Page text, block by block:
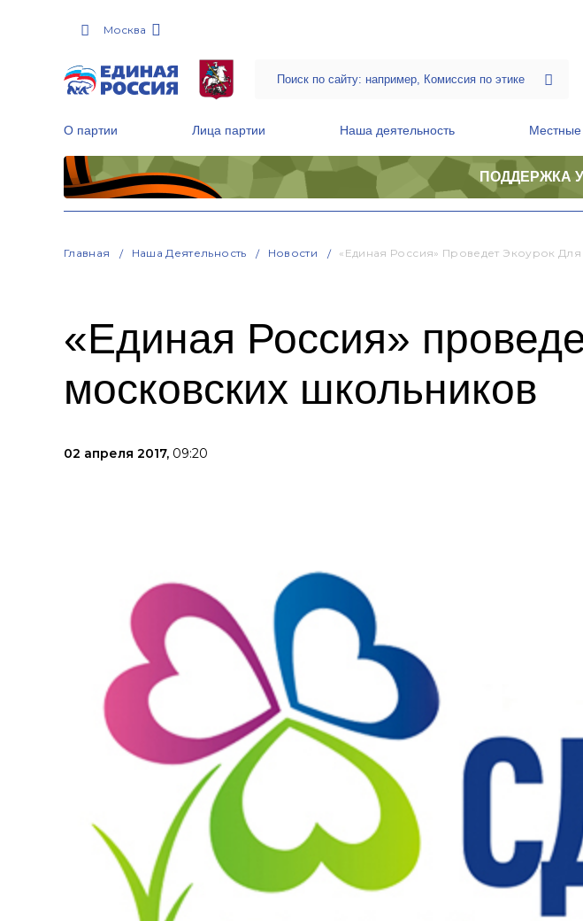
Москва
О партии Лица партии Наша деятельность Местные
ПОДДЕРЖКА
Главная Наша Деятельность Новости «Единая Россия» Проведет Экоурок
«Единая Россия»
московских школьников
02 апреля 2017, 09:20